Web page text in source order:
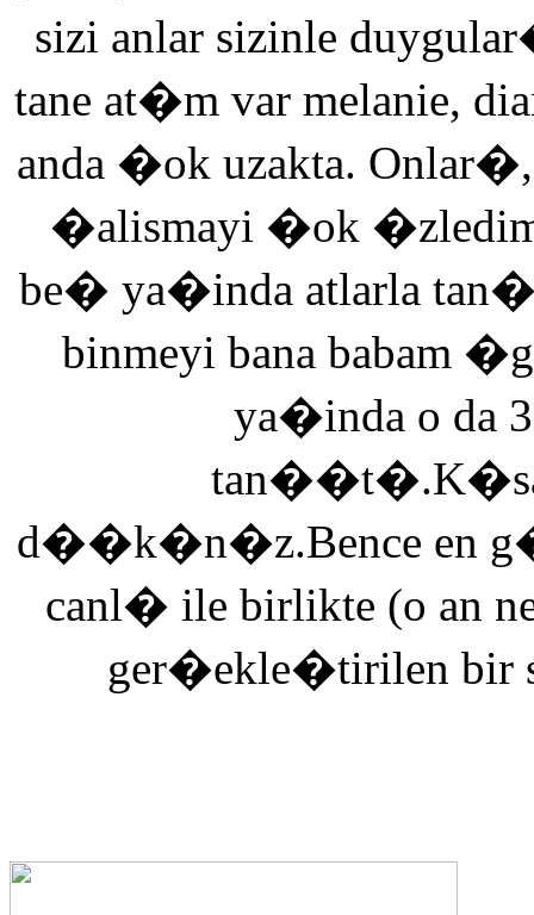
sizi anlar sizinle
tane at�m var melanie,
anda �ok uzakta.
�alismayi �ok
be� ya�inda atlarla
binmeyi bana babam
ya�inda o da
d��k�n�z.Bence en
canl� ile birlikte (o an
ger�ekle�tirilen bir